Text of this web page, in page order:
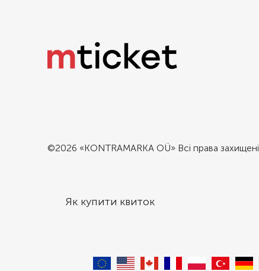
©2026 «KONTRAMARKA OÜ» Всі права захищені
Як купити квиток